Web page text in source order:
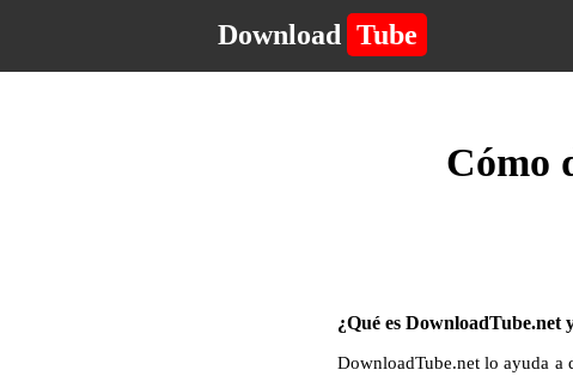
Download Tube
Cómo
¿Qué es DownloadTube.net
DownloadTube.net lo ayuda a